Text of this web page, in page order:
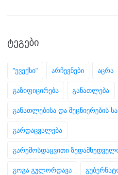
ᲢᲔᲒᲔᲑᲘ
"ევექსი" არჩევნები აცრა
გაზიფიცირება განათლება
განათლებისა და მეცნიერების
გარდაცვალება
გარემოსდაცვითი
გოგა გულორდავა